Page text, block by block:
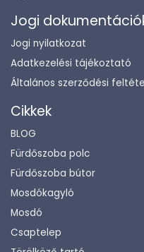
Jogi
Jogi nyilatkozat
Adatkezelési tájékoztató
Általános szerződési
Cikkek
BLOG
Fürdőszoba polc
Fürdőszoba bútor
Mosdókagyló
Mosdó
Csaptelep